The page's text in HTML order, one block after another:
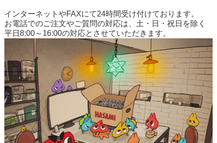
インターネットやFAXにて24時間受け付けております。
お電話でのご注文やご質問の対応は、土・日・祝日を除く
平日8:00～16:00の対応とさせていただきます。